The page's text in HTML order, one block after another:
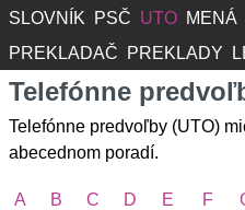
SLOVNÍK PSČ UTO MENÁ
PREKLADAČ
PREKLADY
Telefónne
Telefónne predvoľby (UTO)
abecednom poradí.
A B C D E F